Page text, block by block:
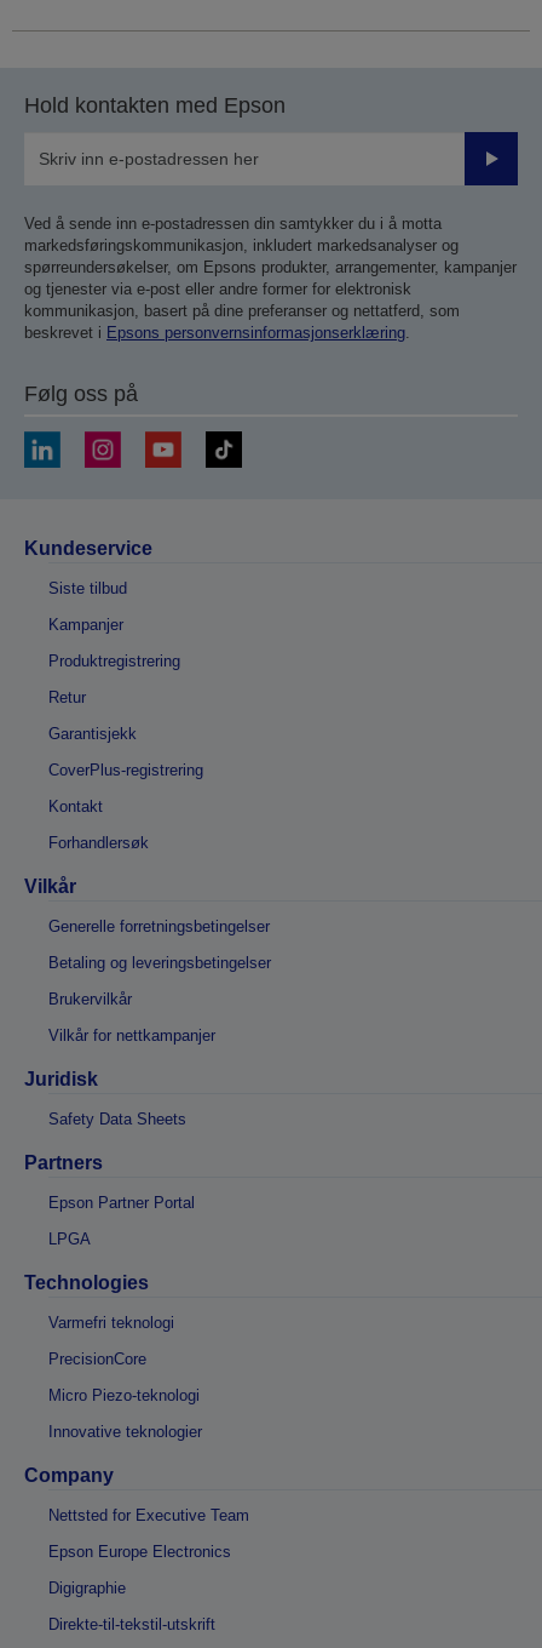
Hold kontakten med Epson
Send
Ved å sende inn e-postadressen din samtykker du i å motta
markedsføringskommunikasjon, inkludert markedsanalyser og
spørreundersøkelser, om Epsons produkter, arrangementer, kampanjer
og tjenester via e-post eller andre former for elektronisk
kommunikasjon, basert på dine preferanser og nettatferd, som
beskrevet i Epsons personvernsinformasjonserklæring.
Følg oss på
Kundeservice
Siste tilbud
Kampanjer
Produktregistrering
Retur
Garantisjekk
CoverPlus-registrering
Kontakt
Forhandlersøk
Vilkår
Generelle forretningsbetingelser
Betaling og leveringsbetingelser
Brukervilkår
Vilkår for nettkampanjer
Juridisk
Safety Data Sheets
Partners
Epson Partner Portal
LPGA
Technologies
Varmefri teknologi
PrecisionCore
Micro Piezo-teknologi
Innovative teknologier
Company
Nettsted for Executive Team
Epson Europe Electronics
Digigraphie
Direkte-til-tekstil-utskrift